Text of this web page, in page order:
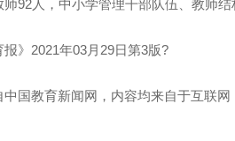
92人，中小学管理干部队伍、教师结
报》2021年03月29日第3版?
中国教育新闻网，内容均来自于互联